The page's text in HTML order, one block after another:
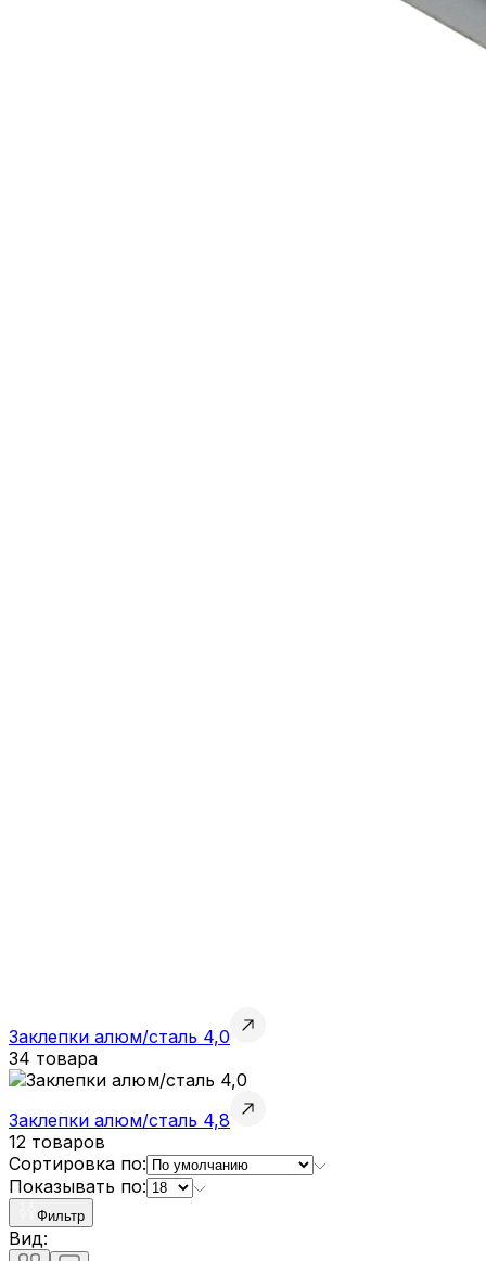
Заклепки алюм/сталь 4,0
34 товара
Заклепки алюм/сталь 4,8
12 товаров
Сортировка по:
Показывать по:
Фильтр
Вид: